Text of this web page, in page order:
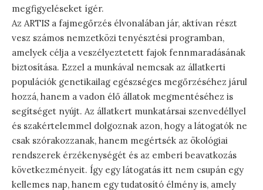
megfigyeléseket ígér.
Az ARTIS a fajmegőrzés élvonalában jár, aktívan részt
vesz számos nemzetközi tenyésztési programban,
amelyek célja a veszélyeztetett fajok fennmaradásának
biztosítása. Ezzel a munkával nemcsak az állatkerti
populációk genetikailag egészséges megőrzéséhez járul
hozzá, hanem a vadon élő állatok megmentéséhez is
segítséget nyújt. Az állatkert munkatársai szenvedéllyel
és szakértelemmel dolgoznak azon, hogy a látogatók ne
csak szórakozzanak, hanem megértsék az ökológiai
rendszerek érzékenységét és az emberi beavatkozás
következményeit. Így egy látogatás itt nem csupán egy
kellemes nap, hanem egy tudatosító élmény is, amely